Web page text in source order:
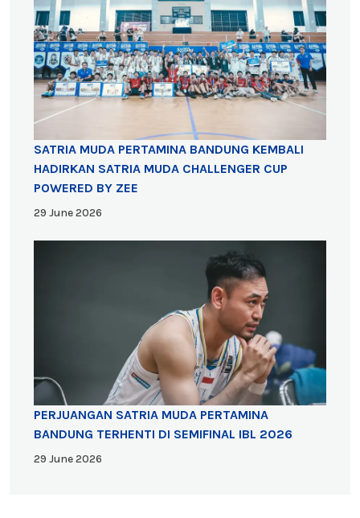
SATRIA MUDA PERTAMINA BANDUNG KEMBALI
HADIRKAN SATRIA MUDA CHALLENGER CUP
POWERED BY ZEE
29 June 2026
PERJUANGAN SATRIA MUDA PERTAMINA
BANDUNG TERHENTI DI SEMIFINAL IBL 2026
29 June 2026